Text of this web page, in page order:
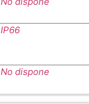
IP66
No dispone